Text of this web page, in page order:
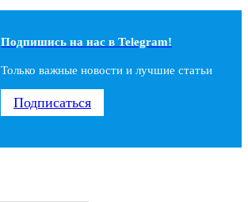
Подпишись на наc в Telegram!
Только важные новости и лучшие статьи
Подписаться